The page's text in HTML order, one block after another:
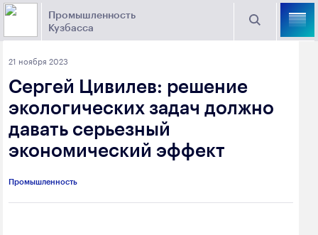
Промышленность
Кузбасса
Поиск
Найти
Торговая площадка Кузбасса
Выберите отрасль
Угольная промышленность
Химическая промышленность
Предприятия
Новости
промышленности
21 ноября 2023
Сергей Цивилев: решение
экологических задач должно
давать серьезный
экономический эффект
Промышленность